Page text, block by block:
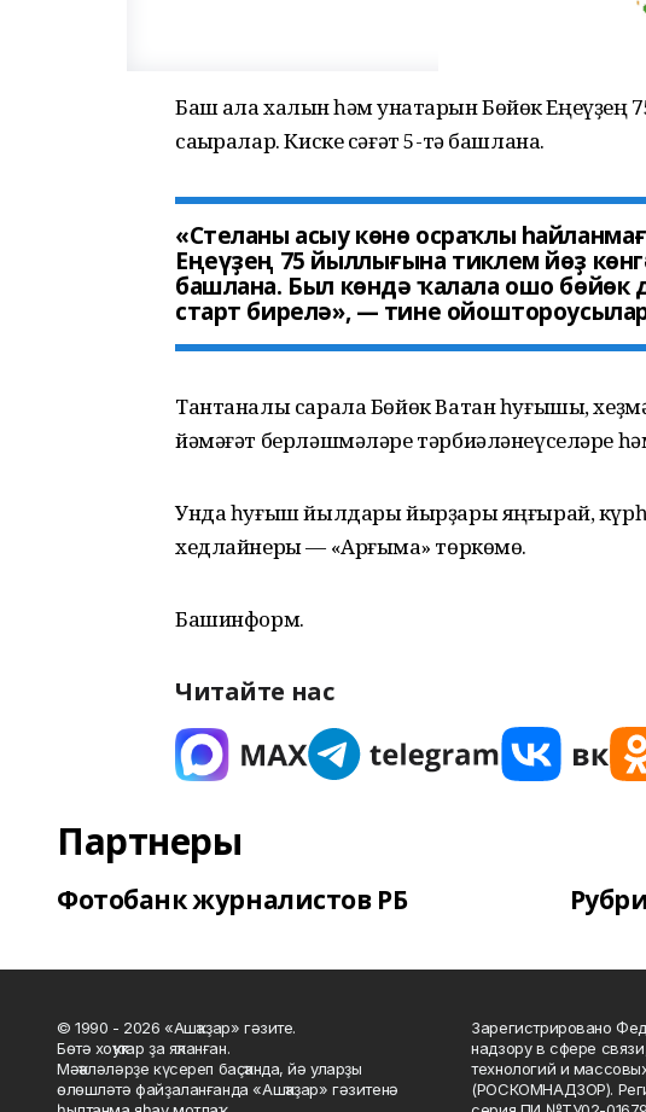
Баш ҡала халҡын һәм ҡунаҡтарын Бөйөк
саҡыралар. Киске сәғәт 5-тә башлана.
«Стеланы асыу көнө осраҡлы
Еңеүҙең 75 йыллығына тиклем йөҙ
башлана. Был көндә ҡалала ошо бөйөк
старт бирелә», — тине
Тантаналы сарала Бөйөк Ватан һуғышы,
йәмәғәт берләшмәләре тәрбиәләнеүселәре
Унда һуғыш йылдары йырҙары яңғырай,
хедлайнеры — «Арғымаҡ» төркөмө.
Башинформ.
Читайте нас
Партнеры
Фотобанк журналистов РБ
© 1990 - 2026 «Ашҡаҙар» гәзите.
Бөтә хоҡуҡтар ҙа яҡланған.
Мәҡәләләрҙе күсереп баҫҡанда, йә уларҙы
өлөшләтә файҙаланғанда «Ашҡаҙар» гәзитенә
Зарегистрировано
надзору в сфере
технологий и
(РОСКОМНАДЗОР).